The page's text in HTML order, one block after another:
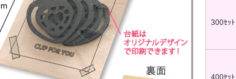
300ｾｯﾄ
400ｾｯﾄ